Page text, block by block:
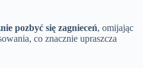
pozbyć się zagnieceń, omijając
co znacznie upraszcza